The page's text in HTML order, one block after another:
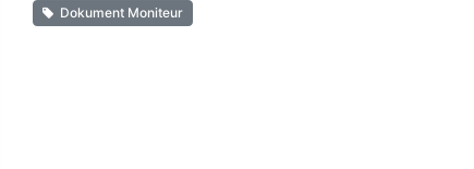
Dokument Moniteur